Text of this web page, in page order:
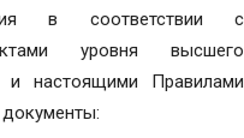
в соответствии с
уровня высшего
и настоящими Правилами